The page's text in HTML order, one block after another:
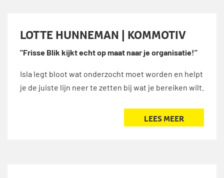
LOTTE HUNNEMAN | KOMMOTIV
"Frisse Blik kijkt echt op maat naar je organisatie!"
Isla legt bloot wat onderzocht moet worden en helpt
je de juiste lijn neer te zetten bij wat je bereiken wilt.
LEES MEER